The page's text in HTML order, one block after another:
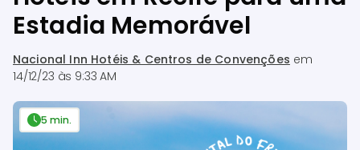
Estadia Memorável
Nacional Inn Hotéis & Centros de Convenções em
14/12/23 às 9:33 AM
5 min.